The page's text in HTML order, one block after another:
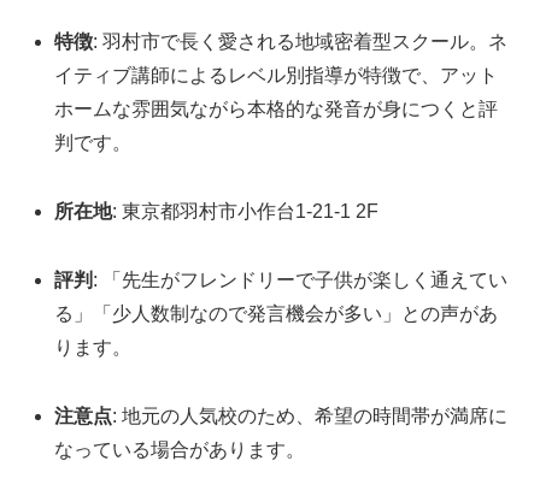
特徴: 羽村市で長く愛される地域密着型スクール。ネ
イティブ講師によるレベル別指導が特徴で、アット
ホームな雰囲気ながら本格的な発音が身につくと評
判です。
所在地: 東京都羽村市小作台1-21-1 2F
評判 : 「先生がフレンドリーで子供が楽しく通えてい
る」「少人数制なので発言機会が多い」との声があ
ります。
注意点: 地元の人気校のため、希望の時間帯が満席に
なっている場合があります。